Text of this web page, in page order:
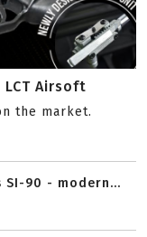
LCT Airsoft
the market.
90 - modern...